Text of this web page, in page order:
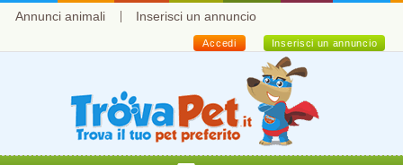
Annunci animali Inserisci un annuncio
Inserisci un annuncio
Accedi